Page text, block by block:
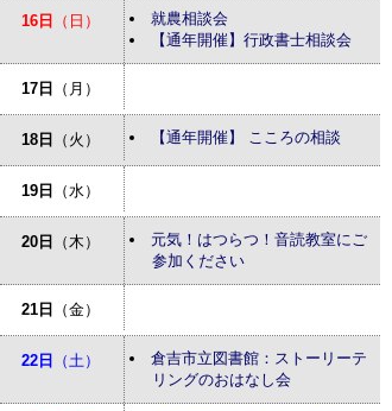
16日 （日）
就農相談会
【通年開催】行政書士相談会
17日 （月）
18日 （火） 【通年開催】 こころの相談
19日 （水）
20日 （木）
元気！はつらつ！音読教室にご
参加ください
21日 （金）
22日 （土）
倉吉市立図書館：ストーリーテ
リングのおはなし会